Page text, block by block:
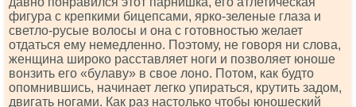
фигура с крепкими бицепсами, ярко-зеленые глаза и
светло-русые волосы и она с готовностью желает
отдаться ему немедленно. Поэтому, не говоря ни слова,
женщина широко расставляет ноги и позволяет юноше
вонзить его «булаву» в свое лоно. Потом, как будто
опомнившись, начинает легко упираться, крутить задом,
двигать ногами. Как раз настолько чтобы юношеский